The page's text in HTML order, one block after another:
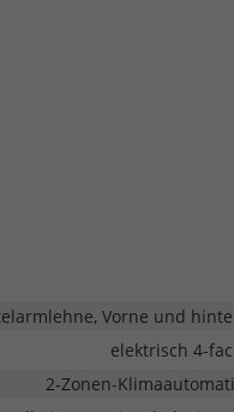
Vorne und
elektrisch 4-
2-Zonen-